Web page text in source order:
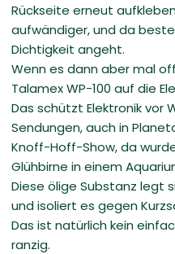
Rückseite erneut
aufwändiger, und da
Dichtigkeit angeht.
Wenn es dann aber mal
Talamex WP-100 auf die
Das schützt Elektronik vor
Sendungen, auch in
Knoff-Hoff-Show, da
Glühbirne in einem
Diese ölige Substanz legt
und isoliert es gegen
Das ist natürlich kein
ranzig.